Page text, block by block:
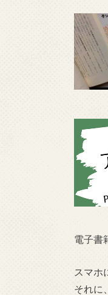
電子書
スマホ
それに